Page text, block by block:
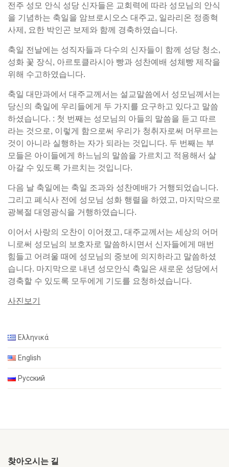
전주 성모 안식 성당 신자들은 교회력에 따라 성모님의 안식
을 기념하는 축일을 암브로시오스 대주교, 일라리온 정종혁
사제, 요한 박인곤 보제와 함께 경축하였습니다.
축일 전날에는 성직자들과 다수의 신자들이 함께 성당 청소,
성화 꽃 장식, 아르토클라시아 빵과 성찬예배 성체빵 제작을
위해 수고하였습니다.
축일 대만과에서 대주교께서는 설교말씀에서 성모님께서는
당신의 축일에 우리들에게 두 가지를 요구하고 있다고 말씀
하셨습니다. : 첫 번째는 성모님의 아들의 말씀을 듣고 따르
라는 것으로, 이렇게 함으로써 우리가 청취자로써 머무르는
것이 아니라 실행하는 자가 되라는 것입니다. 두 번째는 부
모들은 아이들에게 하느님의 말씀을 가르치고 적용해서 살
아갈 수 있도록 가르치는 것입니다.
다음 날 축일에는 축일 조과와 성찬예배가 거행되었습니다.
그리고 폐식사 전에 성모님 성화 행렬을 하였고, 마지막으로
광복절 대영광식을 거행하였습니다.
이어서 사랑의 오찬이 이어졌고, 대주교께서는 세상의 어머
니로써 성모님의 보호자로 말씀하시면서 신자들에게 매번
힘들고 어려울 때에 성모님의 중보에 의지하라고 말씀하셨
습니다. 마지막으로 내년 성모안식 축일은 새로운 성당에서
경축할 수 있도록 모두에게 기도를 요청하셨습니다.
사진보기
Ελληνικά
English
Русский
찾아오시는 길